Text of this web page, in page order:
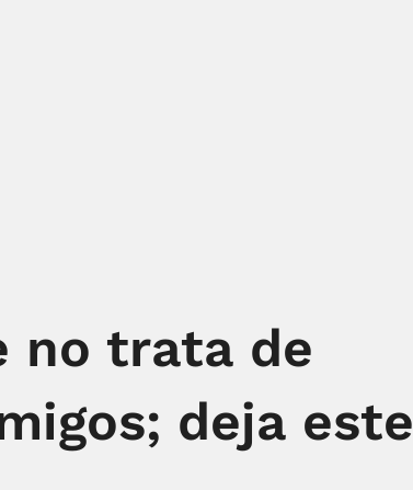
no trata de
deja este